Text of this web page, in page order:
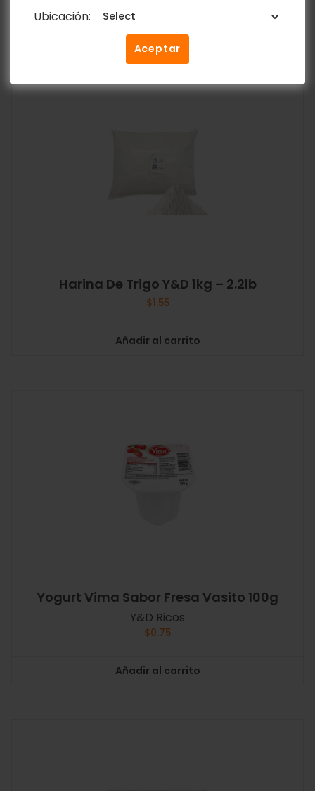
Ubicación:
Aceptar
Harina De Trigo Y&D 1kg – 2.2lb
$1.55
Añadir al carrito
Yogurt Vima Sabor Fresa Vasito 100g
Y&D Ricos
$0.75
Añadir al carrito